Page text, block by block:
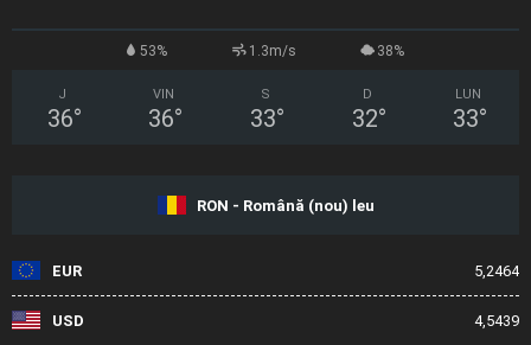
53% 1.3m/s 38%
J
36°
VIN
36°
S
33°
D
32°
LUN
33°
RON - Română (nou) leu
EUR 5,2464
USD 4,5439